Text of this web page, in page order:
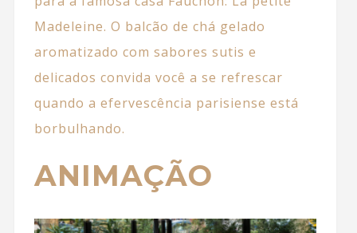
Madeleine. O balcão de chá gelado
aromatizado com sabores sutis e
delicados convida você a se refrescar
quando a efervescência parisiense está
borbulhando.
ANIMAÇÃO